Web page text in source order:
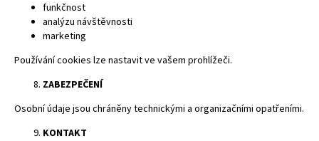
funkčnost
analýzu návštěvnosti
marketing
Používání cookies lze nastavit ve vašem prohlížeči.
ZABEZPEČENÍ
Osobní údaje jsou chráněny technickými a organizačními opatřeními.
KONTAKT